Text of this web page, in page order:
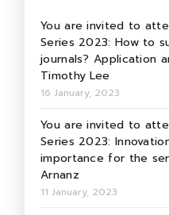
You are invited to
Series 2023: How to
journals? Application
Timothy Lee
16 January, 2023
You are invited to
Series 2023:
importance for the
Arnanz
11 January, 2023